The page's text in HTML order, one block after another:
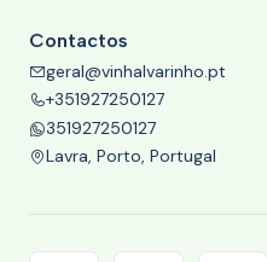
Contactos
geral@vinhalvarinho.pt
+351927250127
351927250127
Lavra, Porto, Portugal